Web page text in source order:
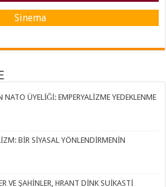
Sinema
NATO ÜYELİĞİ: EMPERYALİZME YEDEKLENME
BİR SİYASAL YÖNLENDİRMENİN
VE ŞAHİNLER, HRANT DİNK SUİKASTİ